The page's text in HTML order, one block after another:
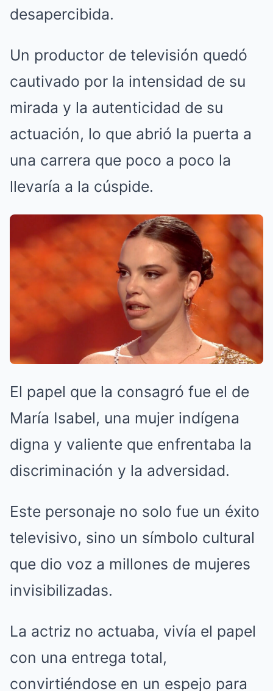
desapercibida.
Un productor de televisión quedó
cautivado por la intensidad de su
mirada y la autenticidad de su
actuación, lo que abrió la puerta a
una carrera que poco a poco la
llevaría a la cúspide.
El papel que la consagró fue el de
María Isabel, una mujer indígena
digna y valiente que enfrentaba la
discriminación y la adversidad.
Este personaje no solo fue un éxito
televisivo, sino un símbolo cultural
que dio voz a millones de mujeres
invisibilizadas.
La actriz no actuaba, vivía el papel
con una entrega total,
convirtiéndose en un espejo para